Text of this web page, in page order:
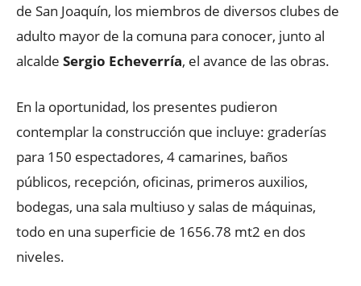
de San Joaquín, los miembros de diversos clubes de
adulto mayor de la comuna para conocer, junto al
alcalde Sergio Echeverría, el avance de las obras.
En la oportunidad, los presentes pudieron
contemplar la construcción que incluye: graderías
para 150 espectadores, 4 camarines, baños
públicos, recepción, oficinas, primeros auxilios,
bodegas, una sala multiuso y salas de máquinas,
todo en una superficie de 1656.78 mt2 en dos
niveles.